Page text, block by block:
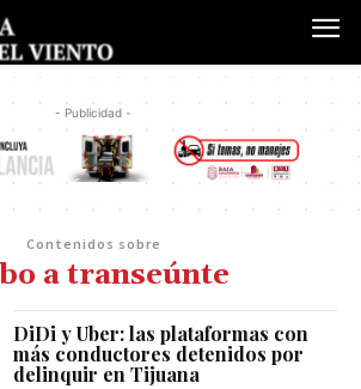
- Publicidad -
Contenidos sobre
a transeúnte
DiDi y Uber: las plataformas con
más conductores detenidos por
delinquir en Tijuana